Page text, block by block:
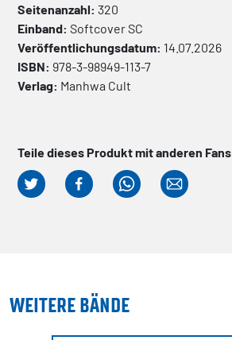
Seitenanzahl: 320
Einband: SoftcoverSC
Veröffentlichungsdatum: 14.07.2026
ISBN: 978-3-98949-113-7
Verlag: Manhwa Cult
Teile dieses Produkt mit anderen Fans
WEITERE BÄNDE